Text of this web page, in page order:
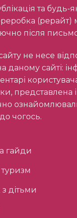
(рерайт)
після
даному сайті:
представлена
чогось.
гайди
дітьми